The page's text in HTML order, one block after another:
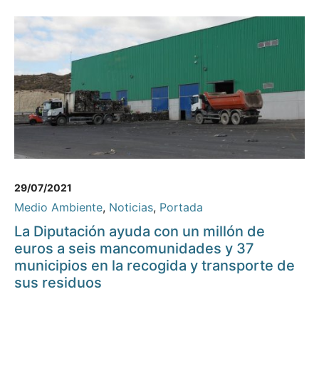
29/07/2021
Medio Ambiente, Noticias, Portada
La Diputación ayuda con un millón de
euros a seis mancomunidades y 37
municipios en la recogida y transporte de
sus residuos